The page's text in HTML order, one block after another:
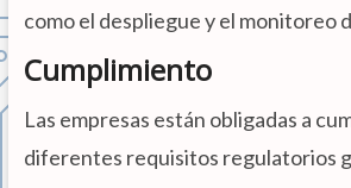
como el despliegue y el monitoreo
Cumplimiento
Las empresas están obligadas a
diferentes requisitos regulatorios